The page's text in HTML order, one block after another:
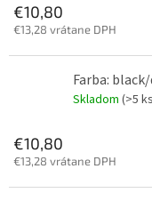
€10,80
€13,28 vrátane DPH
Farba:
Skladom (>5
€10,80
€13,28 vrátane DPH